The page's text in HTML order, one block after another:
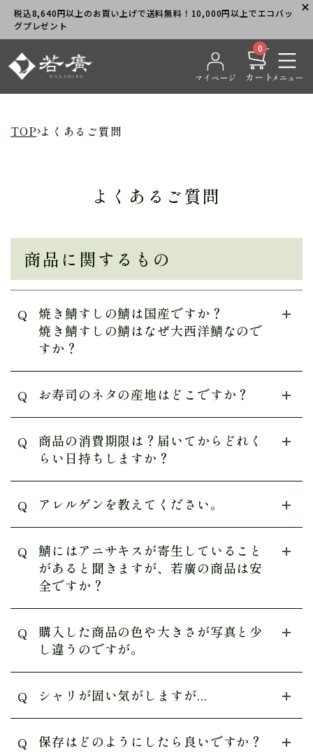
税込8,640円以上のお買い上げで送料無料！10,000円以上でエコバッ
グプレゼント
0
TOP よくあるご質問
よくあるご質問
商品に関するもの
Q
焼き鯖すしの鯖は国産ですか？
焼き鯖すしの鯖はなぜ大西洋鯖なので
すか？
Q お寿司のネタの産地はどこですか？
Q
商品の消費期限は？届いてからどれく
らい日持ちしますか？
Q アレルゲンを教えてください。
Q
鯖にはアニサキスが寄生していること
があると聞きますが、若廣の商品は安
全ですか？
Q
購入した商品の色や大きさが写真と少
し違うのですが。
Q シャリが固い気がしますが...
Q 保存はどのようにしたら良いですか？